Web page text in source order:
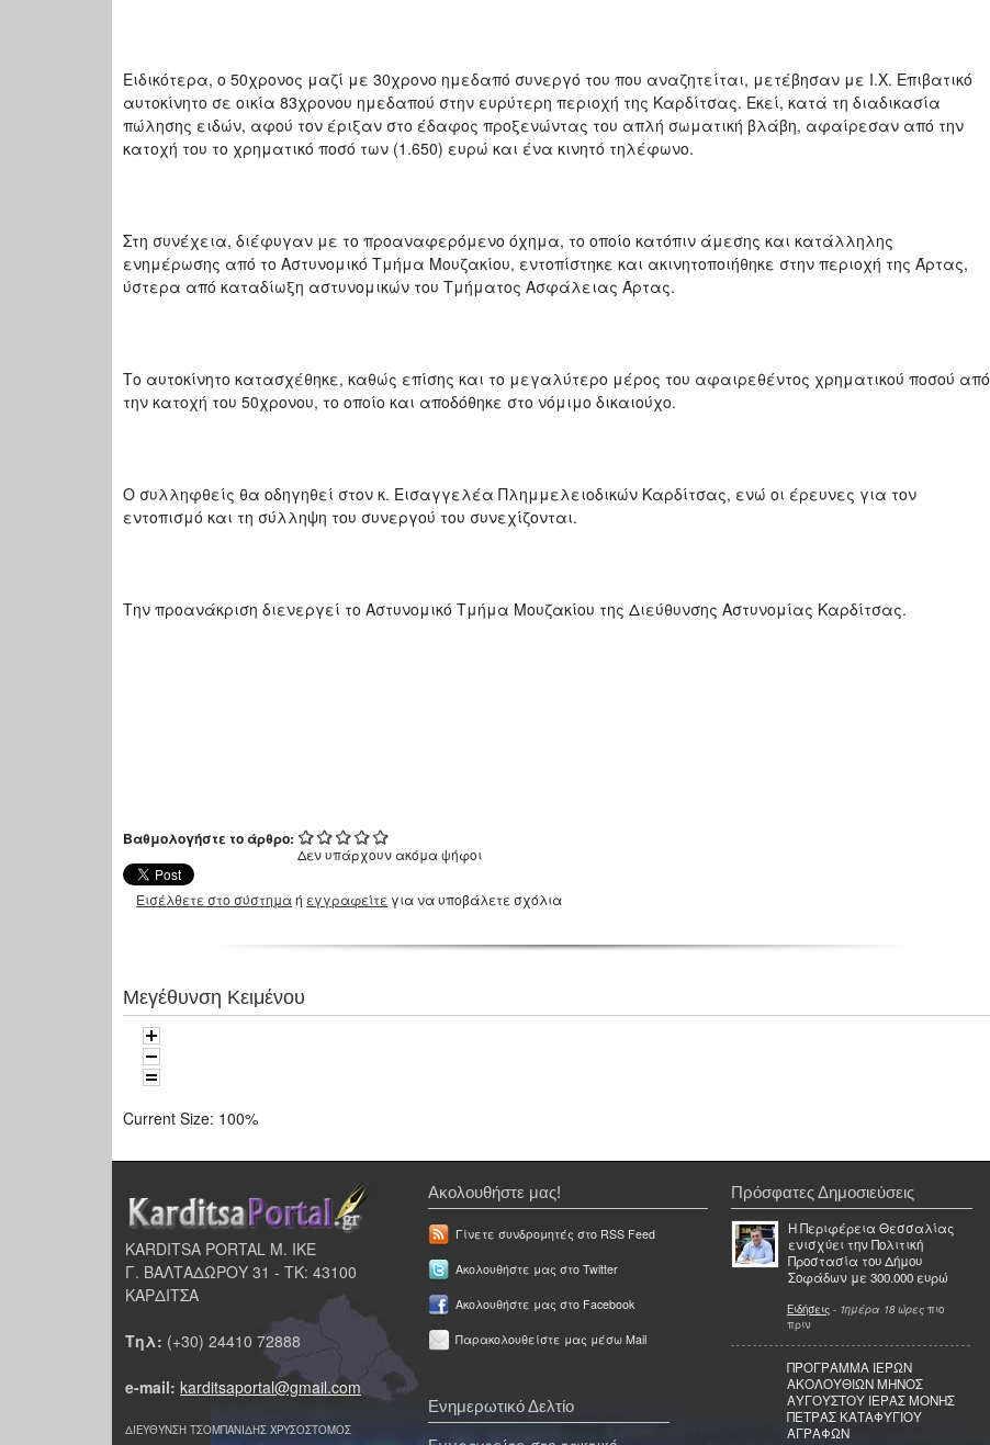
Ειδικότερα, ο 50χρονος μαζί με 30χρονο ημεδαπό συνεργό του που αναζητείται, μετέβησαν με Ι.Χ. Επιβατικό
αυτοκίνητο σε οικία 83χρονου ημεδαπού στην ευρύτερη περιοχή της Καρδίτσας. Εκεί, κατά τη διαδικασία
πώλησης ειδών, αφού τον έριξαν στο έδαφος προξενώντας του απλή σωματική βλάβη, αφαίρεσαν από την
κατοχή του το χρηματικό ποσό των (1.650) ευρώ και ένα κινητό τηλέφωνο.
Στη συνέχεια, διέφυγαν με το προαναφερόμενο όχημα, το οποίο κατόπιν άμεσης και κατάλληλης
ενημέρωσης από το Αστυνομικό Τμήμα Μουζακίου, εντοπίστηκε και ακινητοποιήθηκε στην περιοχή της Άρτας,
ύστερα από καταδίωξη αστυνομικών του Τμήματος Ασφάλειας Άρτας.
Το αυτοκίνητο κατασχέθηκε, καθώς επίσης και το μεγαλύτερο μέρος του αφαιρεθέντος χρηματικού ποσού από
την κατοχή του 50χρονου, το οποίο και αποδόθηκε στο νόμιμο δικαιούχο.
Ο συλληφθείς θα οδηγηθεί στον κ. Εισαγγελέα Πλημμελειοδικών Καρδίτσας, ενώ οι έρευνες για τον
εντοπισμό και τη σύλληψη του συνεργού του συνεχίζονται.
Την προανάκριση διενεργεί το Αστυνομικό Τμήμα Μουζακίου της Διεύθυνσης Αστυνομίας Καρδίτσας.
Βαθμολογήστε το άρθρο:
Δεν υπάρχουν ακόμα ψήφοι
Εισέλθετε στο σύστημαή εγγραφείτε για να υποβάλετε σχόλια
Μεγέθυνση Κειμένου
Current Size: 100%
KARDITSA PORTAL Μ. ΙΚΕ
Γ. ΒΑΛΤΑΔΩΡΟΥ 31 - ΤΚ: 43100
ΚΑΡΔΙΤΣΑ
Τηλ: (+30) 24410 72888
e-mail: karditsaportal@gmail.com
ΔΙΕΥΘΥΝΣΗ ΤΣΟΜΠΑΝΙΔΗΣ ΧΡΥΣΟΣΤΟΜΟΣ
Ακολουθήστε μας!
Γίνετε συνδρομητές στο RSS Feed
Ακολουθήστε μας στο Twitter
Ακολουθήστε μας στο Facebook
Παρακολουθείστε μας μέσω Mail
Ενημερωτικό Δελτίο
Πρόσφατες Δημοσιεύσεις
Η Περιφέρεια Θεσσαλίας
ενισχύει την Πολιτική
Προστασία του Δήμου
Σοφάδων με 300.000 ευρώ
Ειδήσεις - 1ημέρα 18 ώρες πιο
πριν
ΠΡΟΓΡΑΜΜΑ ΙΕΡΩΝ
ΑΚΟΛΟΥΘΙΩΝ ΜΗΝΟΣ
ΑΥΓΟΥΣΤΟΥ ΙΕΡΑΣ ΜΟΝΗΣ
ΠΕΤΡΑΣ ΚΑΤΑΦΥΓΙΟΥ
ΑΓΡΑΦΩΝ